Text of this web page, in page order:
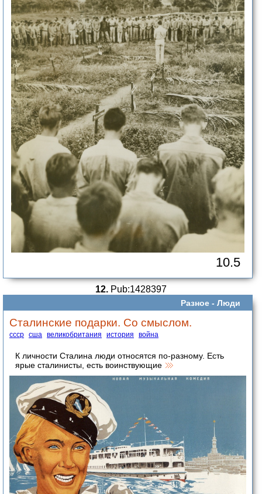
10.5
12. Pub:1428397
Разное - Люди
Сталинские подарки. Со смыслом.
ссср сша великобритания история война
К личности Сталина люди относятся по-разному. Есть
ярые сталинисты, есть воинствующие